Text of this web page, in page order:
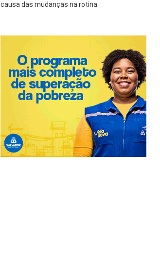
causa das mudanças na rotina